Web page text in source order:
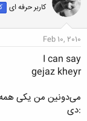
ه
ا
کاربر حرفه ای
Feb 10, 2010
I can say
gejaz kheyr
:دی